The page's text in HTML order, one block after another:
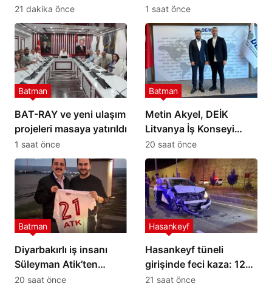
taşınımı
21 dakika önce 1 saat önce
BAT-RAY ve yeni ulaşım
projeleri masaya yatırıldı
Batman
1 saat önce
Metin Akyel, DEİK
Litvanya İş Konseyi
Üyeliğine Seçildi
Batman
20 saat önce
Diyarbakırlı iş insanı
Süleyman Atik’ten
Petrolspor’a 2 Milyon TL
Batman
20 saat önce
Hasankeyf tüneli
girişinde feci kaza: 12
yaralı
Hasankeyf
21 saat önce